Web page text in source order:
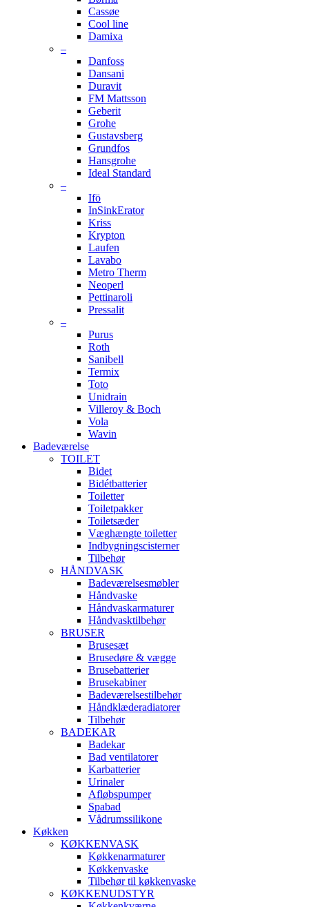
Cassøe
Cool line
Damixa
–
Danfoss
Dansani
Duravit
FM Mattsson
Geberit
Grohe
Gustavsberg
Grundfos
Hansgrohe
Ideal Standard
–
Ifö
InSinkErator
Kriss
Krypton
Laufen
Lavabo
Metro Therm
Neoperl
Pettinaroli
Pressalit
–
Purus
Roth
Sanibell
Termix
Toto
Unidrain
Villeroy & Boch
Vola
Wavin
Badeværelse
TOILET
Bidet
Bidétbatterier
Toiletter
Toiletpakker
Toiletsæder
Væghængte toiletter
Indbygningscisterner
Tilbehør
HÅNDVASK
Badeværelsesmøbler
Håndvaske
Håndvaskarmaturer
Håndvasktilbehør
BRUSER
Brusesæt
Brusedøre & vægge
Brusebatterier
Brusekabiner
Badeværelsestilbehør
Håndklæderadiatorer
Tilbehør
BADEKAR
Badekar
Bad ventilatorer
Karbatterier
Urinaler
Afløbspumper
Spabad
Vådrumssilikone
Køkken
KØKKENVASK
Køkkenarmaturer
Køkkenvaske
Tilbehør til køkkenvaske
KØKKENUDSTYR